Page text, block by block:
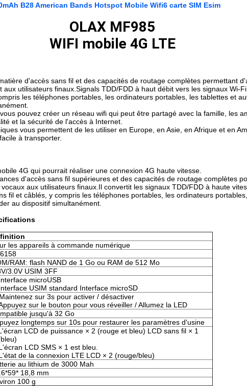
B28 American Bands Hotspot Mobile Wifi6 carte SIM Esim
OLAX MF985
WIFI mobile 4G LTE
d'accès sans fil et des capacités de routage complètes permettant
utilisateurs finaux.Signals TDD/FDD à haut débit vers les signaux Wi-
les téléphones portables, les ordinateurs portables, les tablettes et
pouvez créer un réseau wifi qui peut être partagé avec la famille, les
et la sécurité de l'accès à Internet.
vous permettent de les utiliser en Europe, en Asie, en Afrique et en
à transporter.
4G qui pourrait réaliser une connexion 4G haute vitesse.
d'accès sans fil supérieures et des capacités de routage complètes
aux utilisateurs finaux.Il convertit les signaux TDD/FDD à haute
fil et câblés, y compris les téléphones portables, les ordinateurs
au dispositif simultanément.
les appareils à commande numérique
RAM: flash NAND de 1 Go ou RAM de 512 Mo
3.0V USIM 3FF
microUSB
USIM standard Interface microSD
Maintenez sur 3s pour activer / désactiver
sur le bouton pour vous réveiller / Allumez la LED
jusqu'à 32 Go
longtemps sur 10s pour restaurer les paramètres d'usine
LCD de puissance × 2 (rouge et bleu) LCD sans fil × 1
LCD SMS × 1 est bleu.
de la connexion LTE LCD × 2 (rouge/bleu)
au lithium de 3000 Mah
18,8 mm
100 g